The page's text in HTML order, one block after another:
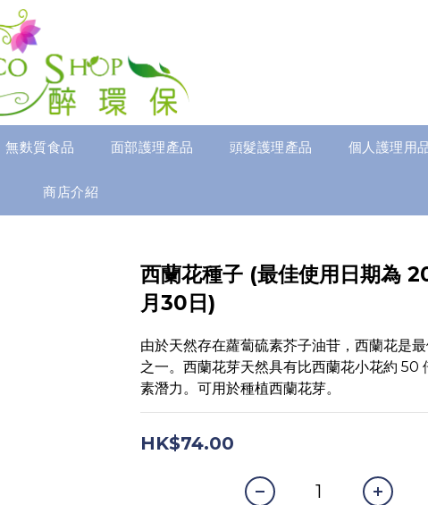
無麩質食品 面部護理產品 頭髮護理產品 個人護理用
商店介紹
西蘭花種子 (最佳使用日期為
月30日)
由於天然存在蘿蔔硫素芥子油苷，西蘭花是
之一。西蘭花芽天然具有比西蘭花小花約 50
素潛力。可用於種植西蘭花芽。
HK$74.00